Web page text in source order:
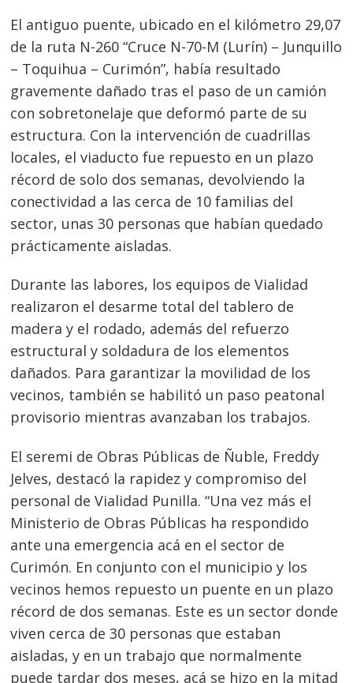
El antiguo puente, ubicado en el kilómetro 29,07
de la ruta N-260 “Cruce N-70-M (Lurín) – Junquillo
– Toquihua – Curimón”, había resultado
gravemente dañado tras el paso de un camión
con sobretonelaje que deformó parte de su
estructura. Con la intervención de cuadrillas
locales, el viaducto fue repuesto en un plazo
récord de solo dos semanas, devolviendo la
conectividad a las cerca de 10 familias del
sector, unas 30 personas que habían quedado
prácticamente aisladas.
Durante las labores, los equipos de Vialidad
realizaron el desarme total del tablero de
madera y el rodado, además del refuerzo
estructural y soldadura de los elementos
dañados. Para garantizar la movilidad de los
vecinos, también se habilitó un paso peatonal
provisorio mientras avanzaban los trabajos.
El seremi de Obras Públicas de Ñuble, Freddy
Jelves, destacó la rapidez y compromiso del
personal de Vialidad Punilla. “Una vez más el
Ministerio de Obras Públicas ha respondido
ante una emergencia acá en el sector de
Curimón. En conjunto con el municipio y los
vecinos hemos repuesto un puente en un plazo
récord de dos semanas. Este es un sector donde
viven cerca de 30 personas que estaban
aisladas, y en un trabajo que normalmente
puede tardar dos meses, acá se hizo en la mitad